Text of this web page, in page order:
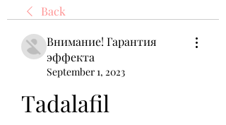
Back
Внимание! Гарантия
эффекта
September 1, 2023
Tadalafil